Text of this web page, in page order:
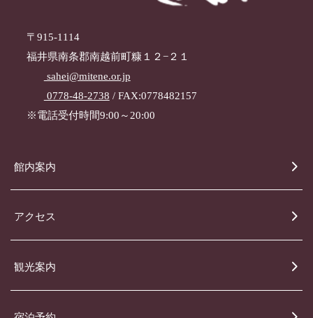
〒915-1114
福井県南条郡南越前町糠１２−２１
sahei@mitene.or.jp
0778-48-2738 / FAX:0778482157
※電話受付時間9:00～20:00
館内案内
アクセス
観光案内